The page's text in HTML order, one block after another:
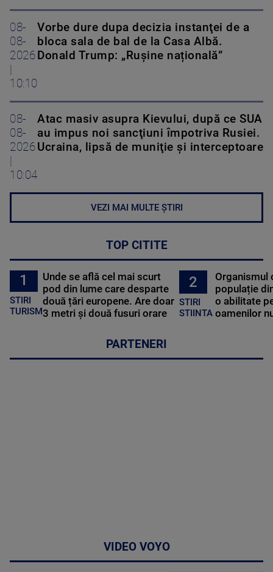
08-
08-
2026
10:10
Vorbe dure dupa decizia instanţei de a
bloca sala de bal de la Casa Albă.
Donald Trump: „Rușine națională”
08-
08-
2026
10:04
Atac masiv asupra Kievului, după ce SUA
au impus noi sancţiuni împotriva Rusiei.
Ucraina, lipsă de muniţie şi interceptoare
VEZI MAI MULTE ȘTIRI
TOP CITITE
1
STIRI
TURISM
Unde se află cel mai scurt
pod din lume care desparte
două țări europene. Are doar
3 metri și două fusuri orare
2
STIRI
STIINTA
Organismul
populație
o abilitate
oamenilor
PARTENERI
VIDEO VOYO